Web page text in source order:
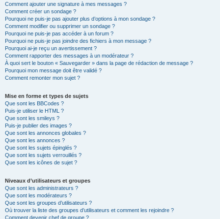
Comment ajouter une signature à mes messages ?
Comment créer un sondage ?
Pourquoi ne puis-je pas ajouter plus d’options à mon sondage ?
Comment modifier ou supprimer un sondage ?
Pourquoi ne puis-je pas accéder à un forum ?
Pourquoi ne puis-je pas joindre des fichiers à mon message ?
Pourquoi ai-je reçu un avertissement ?
Comment rapporter des messages à un modérateur ?
À quoi sert le bouton « Sauvegarder » dans la page de rédaction de message ?
Pourquoi mon message doit être validé ?
Comment remonter mon sujet ?
Mise en forme et types de sujets
Que sont les BBCodes ?
Puis-je utiliser le HTML ?
Que sont les smileys ?
Puis-je publier des images ?
Que sont les annonces globales ?
Que sont les annonces ?
Que sont les sujets épinglés ?
Que sont les sujets verrouillés ?
Que sont les icônes de sujet ?
Niveaux d’utilisateurs et groupes
Que sont les administrateurs ?
Que sont les modérateurs ?
Que sont les groupes d’utilisateurs ?
Où trouver la liste des groupes d’utilisateurs et comment les rejoindre ?
Comment devenir chef de groupe ?